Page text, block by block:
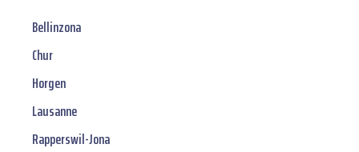
Bellinzona
Chur
Horgen
Lausanne
Rapperswil-Jona